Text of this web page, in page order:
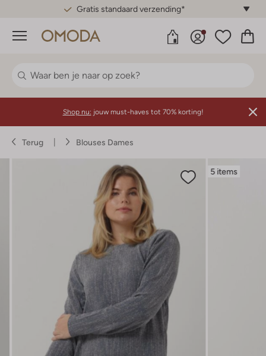
Gratis standaard verzending*
Menu
Shop nu: jouw must-haves tot 70% korting!
Terug Blouses Dames
5 items